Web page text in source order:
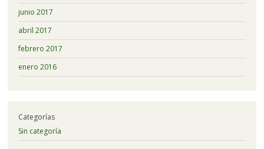
junio 2017
abril 2017
febrero 2017
enero 2016
Categorías
Sin categoría